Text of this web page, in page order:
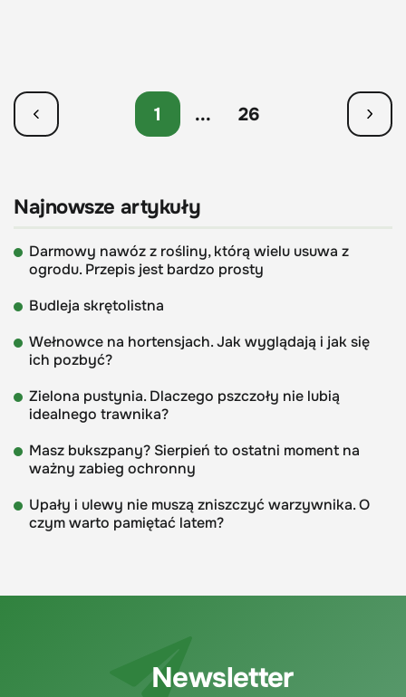
1 ... 26
Najnowsze artykuły
Darmowy nawóz z rośliny, którą wielu usuwa z
ogrodu. Przepis jest bardzo prosty
Budleja skrętolistna
Wełnowce na hortensjach. Jak wyglądają i jak się
ich pozbyć?
Zielona pustynia. Dlaczego pszczoły nie lubią
idealnego trawnika?
Masz bukszpany? Sierpień to ostatni moment na
ważny zabieg ochronny
Upały i ulewy nie muszą zniszczyć warzywnika. O
czym warto pamiętać latem?
Newsletter